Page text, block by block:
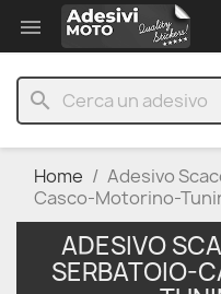

search
Home
Adesivo
Casco-Motorino-
ADESIVO
SERBATOIO-